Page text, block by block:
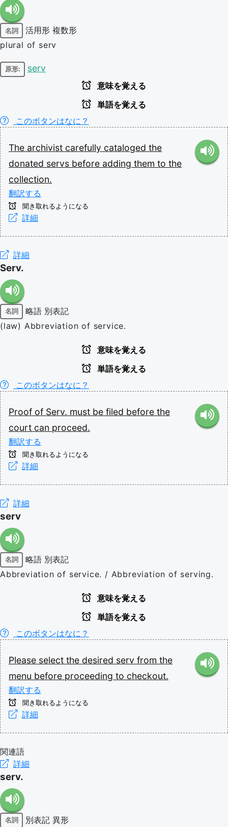
名詞 活用形 複数形
plural of serv
原形: serv
意味を覚える
単語を覚える
このボタンはなに？
The archivist carefully cataloged the
donated servs before adding them to the
collection.
翻訳する
聞き取れるようになる
詳細
詳細
Serv.
名詞 略語 別表記
(law) Abbreviation of service.
意味を覚える
単語を覚える
このボタンはなに？
Proof of Serv. must be filed before the
court can proceed.
翻訳する
聞き取れるようになる
詳細
詳細
serv
名詞 略語 別表記
Abbreviation of service. / Abbreviation of serving.
意味を覚える
単語を覚える
このボタンはなに？
Please select the desired serv from the
menu before proceeding to checkout.
翻訳する
聞き取れるようになる
詳細
関連語
詳細
serv.
名詞 別表記 異形